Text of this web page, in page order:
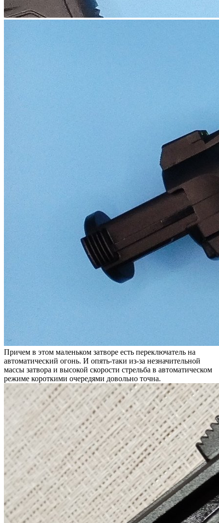
Причем в этом маленьком затворе есть переключатель на
автоматический огонь. И опять-таки из-за незначительной
массы затвора и высокой скорости стрельба в автоматическом
режиме короткими очередями довольно точна.